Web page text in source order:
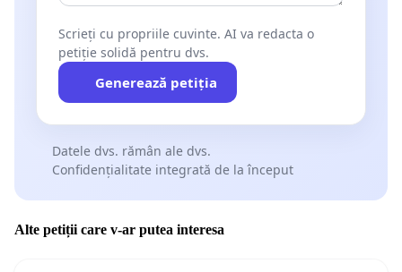
Scrieți cu propriile cuvinte. AI va redacta o
petiție solidă pentru dvs.
Generează petiția
Datele dvs. rămân ale dvs.
Confidențialitate integrată de la început
Alte petiții care v-ar putea interesa